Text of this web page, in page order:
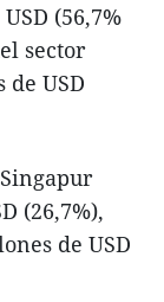
(56,7%
sector
USD
(26,7%),
de USD